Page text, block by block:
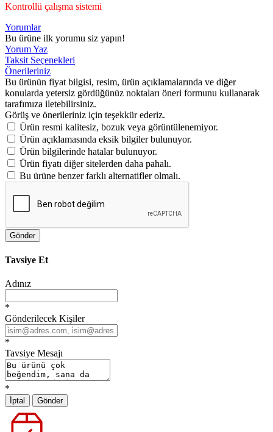
Kontrollü çalışma sistemi
Yorumlar
Bu ürüne ilk yorumu siz yapın!
Yorum Yaz
Taksit Seçenekleri
Önerileriniz
Bu ürünün fiyat bilgisi, resim, ürün açıklamalarında ve diğer
konularda yetersiz gördüğünüz noktaları öneri formunu kullanarak
tarafımıza iletebilirsiniz.
Görüş ve önerileriniz için teşekkür ederiz.
Ürün resmi kalitesiz, bozuk veya görüntülenemiyor.
Ürün açıklamasında eksik bilgiler bulunuyor.
Ürün bilgilerinde hatalar bulunuyor.
Ürün fiyatı diğer sitelerden daha pahalı.
Bu ürüne benzer farklı alternatifler olmalı.
Gönder
Tavsiye Et
Adınız
*
Gönderilecek Kişiler
*
Tavsiye Mesajı
*
İptal Gönder